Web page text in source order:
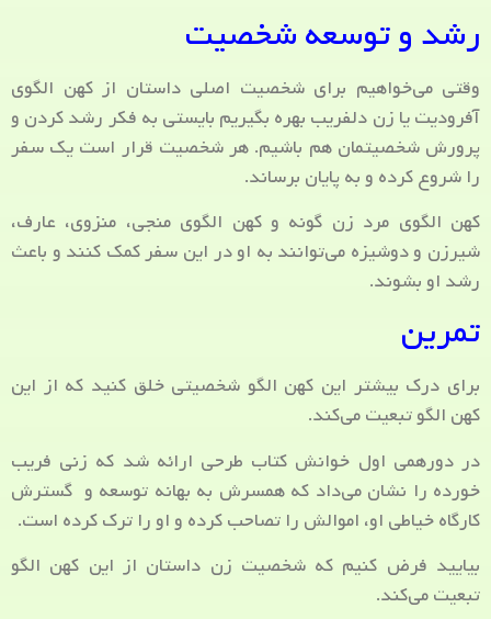
رشد و توسعه شخصیت
وقتی می‌خواهیم برای شخصیت اصلی داستان از کهن الگوی
آفرودیت یا زن دلفریب بهره بگیریم بایستی به فکر رشد کردن و
پرورش شخصیتمان هم باشیم. هر شخصیت قرار است یک سفر
را شروع کرده و به پایان برساند.
کهن الگوی مرد زن گونه و کهن الگوی منجی، منزوی، عارف،
شیرزن و دوشیزه می‌توانند به او در این سفر کمک کنند و باعث
رشد او بشوند.
تمرین
برای درک بیشتر این کهن الگو شخصیتی خلق کنید که از این
کهن الگو تبعیت می‌کند.
در دورهمی اول خوانش کتاب طرحی ارائه شد که زنی فریب
خورده را نشان می‌داد که همسرش به بهانه توسعه و گسترش
کارگاه خیاطی او، اموالش را تصاحب کرده و او را ترک کرده است.
بیایید فرض کنیم که شخصیت زن داستان از این کهن الگو
تبعیت می‌کند.